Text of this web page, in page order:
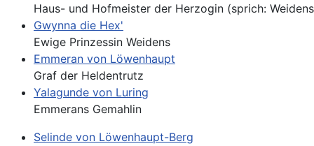
Haus- und Hofmeister der Herzogin (sprich:
Gwynna die Hex'
Ewige Prinzessin Weidens
Emmeran von Löwenhaupt
Graf der Heldentrutz
Yalagunde von Luring
Emmerans Gemahlin
Selinde von Löwenhaupt-Berg